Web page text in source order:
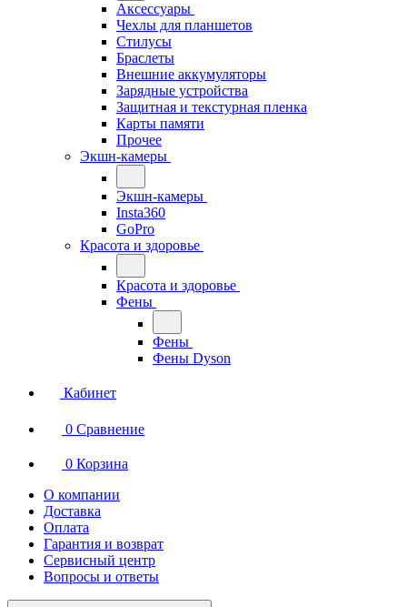
Аксессуары
Чехлы для планшетов
Стилусы
Браслеты
Внешние аккумуляторы
Зарядные устройства
Защитная и текстурная пленка
Карты памяти
Прочее
Экшн-камеры
Экшн-камеры
Insta360
GoPro
Красота и здоровье
Красота и здоровье
Фены
Фены
Фены Dyson
Кабинет
0 Сравнение
0 Корзина
О компании
Доставка
Оплата
Гарантия и возврат
Сервисный центр
Вопросы и ответы